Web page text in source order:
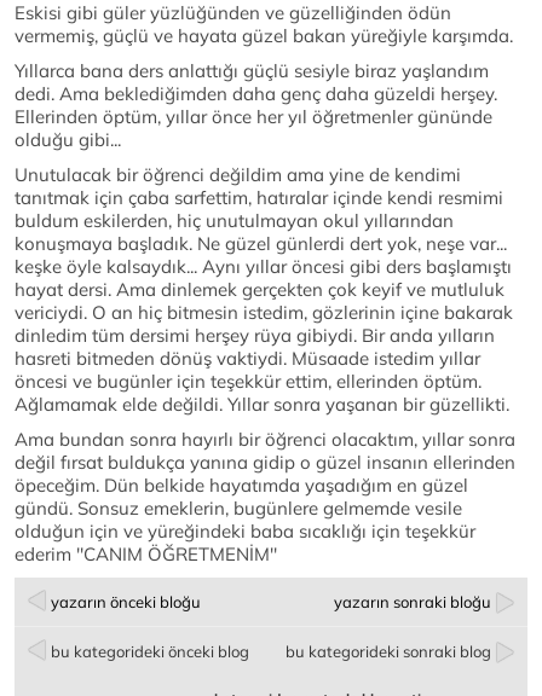
Eskisi gibi güler yüzlüğünden ve güzelliğinden ödün
vermemiş, güçlü ve hayata güzel bakan yüreğiyle karşımda.
Yıllarca bana ders anlattığı güçlü sesiyle biraz yaşlandım
dedi. Ama beklediğimden daha genç daha güzeldi herşey.
Ellerinden öptüm, yıllar önce her yıl öğretmenler gününde
olduğu gibi...
Unutulacak bir öğrenci değildim ama yine de kendimi
tanıtmak için çaba sarfettim, hatıralar içinde kendi resmimi
buldum eskilerden, hiç unutulmayan okul yıllarından
konuşmaya başladık. Ne güzel günlerdi dert yok, neşe var...
keşke öyle kalsaydık... Aynı yıllar öncesi gibi ders başlamıştı
hayat dersi. Ama dinlemek gerçekten çok keyif ve mutluluk
vericiydi. O an hiç bitmesin istedim, gözlerinin içine bakarak
dinledim tüm dersimi herşey rüya gibiydi. Bir anda yılların
hasreti bitmeden dönüş vaktiydi. Müsaade istedim yıllar
öncesi ve bugünler için teşekkür ettim, ellerinden öptüm.
Ağlamamak elde değildi. Yıllar sonra yaşanan bir güzellikti.
Ama bundan sonra hayırlı bir öğrenci olacaktım, yıllar sonra
değil fırsat buldukça yanına gidip o güzel insanın ellerinden
öpeceğim. Dün belkide hayatımda yaşadığım en güzel
gündü. Sonsuz emeklerin, bugünlere gelmemde vesile
olduğun için ve yüreğindeki baba sıcaklığı için teşekkür
ederim ''CANIM ÖĞRETMENİM''
yazarın önceki bloğu yazarın sonraki bloğu
bu kategorideki önceki blog bu kategorideki sonraki blog